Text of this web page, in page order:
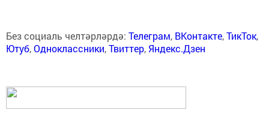
Без социаль челтәрләрдә: Телеграм, ВКонтакте,ТикТок,
Ютуб,Одноклассники,Твиттер, Яндекс.Дзен